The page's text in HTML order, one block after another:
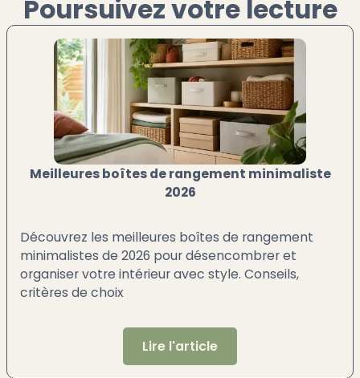
Poursuivez votre lecture
Meilleures boîtes de rangement minimaliste
2026
Découvrez les meilleures boîtes de rangement
minimalistes de 2026 pour désencombrer et
organiser votre intérieur avec style. Conseils,
critères de choix
Lire l'article